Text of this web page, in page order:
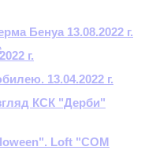
Бенуа 13.08.2022 г.
г.
13.04.2022 г.
КСК "Дерби"
Loft "COM